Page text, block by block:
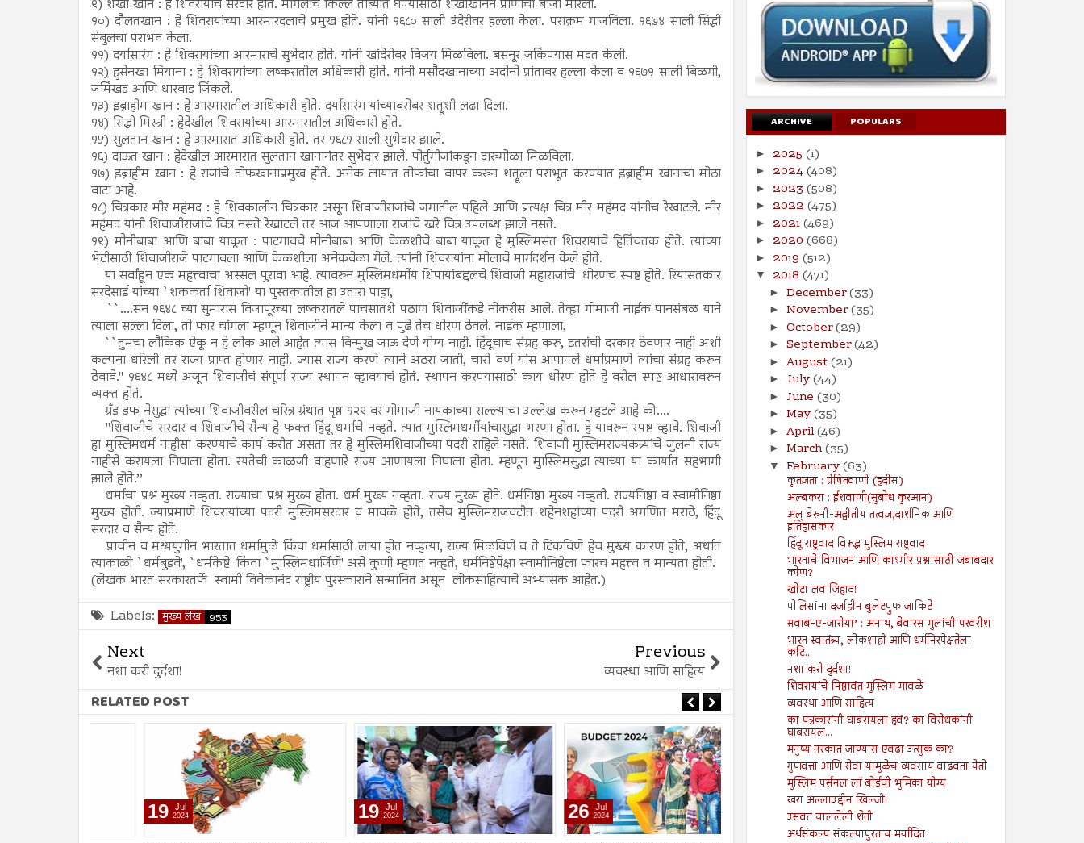
९) शखा खान : हे शिवरायांचे सरदार होते. मोगलांचे किल्ले ताब्यात घेण्यासाठी शखाखानने प्राणाची बाजी मारली.
१०) दौलतखान : हे शिवरायांच्या आरमारदलाचे प्रमुख होते. यांनी १६८० साली उंदेरीवर हल्ला केला. पराक्रम गाजविला. १६७४ साली सिद्धी
संबुलचा पराभव केला.
११) दर्यासारंग : हे शिवरायांच्या आरमाराचे सुभेदार होते. यांनी खांदेरीवर विजय मिळविला. बसनूर जकिंण्यास मदत केली.
१२) हुसेनखा मियाना : हे शिवरायांच्या लष्करातील अधिकारी होते. यांनी मसौदखानाच्या अदोनी प्रांतावर हल्ला केला व १६७१ साली बिळगी,
जमिंखड आणि धारवाड जिंकले.
१३) इब्राहीम खान : हे आरमारातील अधिकारी होते. दर्यासारंग यांच्याबरोबर शत्रूशी लढा दिला.
१४) सिद्धी मिस्त्री : हेदेखील शिवरायांच्या आरमारातील अधिकारी होते.
१५) सुलतान खान : हे आरमारात अधिकारी होते. तर १६८१ साली सुभेदार झाले.
१६) दाऊत खान : हेदेखील आरमारात सुलतान खानानंतर सुभेदार झाले. पोर्तुगीजांकडून दारुगोळा मिळविला.
१७) इब्राहीम खान : हे राजांचे तोफखानाप्रमुख होते. अनेक लायात तोफांचा वापर करुन शत्रूला पराभूत करण्यात इब्राहीम खानाचा मोठा
वाटा आहे.
१८) चित्रकार मीर महंमद : हे शिवकालीन चित्रकार असून शिवाजीराजांचे जगातील पहिले आणि प्रत्यक्ष चित्र मीर महंमद यांनीच रेखाटले. मीर
महंमद यांनी शिवाजीराजांचे चित्र नसते रेखाटले तर आज आपणाला राजांचे खरे चित्र उपलब्ध झाले नसते.
१९) मौनीबाबा आणि बाबा याकूत : पाटगावचे मौनीबाबा आणि केळशीचे बाबा याकूत हे मुस्लिमसंत शिवरायांचे हितिंचतक होते. त्यांच्या
भेटीसाठी शिवाजीराजे पाटगावला आणि केळशीला अनेकवेळा गेले. त्यांनी शिवरायांना मोलाचे मार्गदर्शन केले होते.
या सर्वांहून एक महत्त्वाचा अस्सल पुरावा आहे. त्यावरुन मुस्लिमधर्मीय शिपायांबद्दलचे शिवाजी महाराजांचे धोरणच स्पष्ट होते. रियासतकार
सरदेसाई यांच्या `शककर्ता शिवाजी' या पुस्तकातील हा उतारा पाहा,
``....सन १६४८ च्या सुमारास विजापूरच्या लष्करातले पाचसातशे पठाण शिवाजींकडे नोकरीस आले. तेव्हा गोमाजी नाईक पानसंबळ याने
त्याला सल्ला दिला, तो फार चांगला म्हणून शिवाजीने मान्य केला व पुढे तेच धोरण ठेवले. नाईक म्हणाला,
``तुमचा लौकिक ऐकू न हे लोक आले आहेत त्यास विन्मुख जाऊ देणे योग्य नाही. हिंदूचाच संग्रह करु, इतरांची दरकार ठेवणार नाही अशी
कल्पना धरिली तर राज्य प्राप्त होणार नाही. ज्यास राज्य करणे त्याने अठरा जाती, चारी वर्ण यांस आपापले धर्माप्रमाणे त्यांचा संग्रह करुन
ठेवावे.'' १६४८ मध्ये अजून शिवाजीचं संपूर्ण राज्य स्थापन व्हावयाचं होतं. स्थापन करण्यासाठी काय धोरण होते हे वरील स्पष्ट आधारावरुन
व्यक्त होतं.
ग्रँड डफ नेसुद्धा त्यांच्या शिवाजीवरील चरित्र ग्रंथात पृष्ठ १२९ वर गोमाजी नायकाच्या सल्ल्याचा उल्लेख करुन म्हटले आहे की....
''शिवाजीचे सरदार व शिवाजीचे सैन्य हे फक्त हिंदू धर्माचे नव्हते. त्यात मुस्लिमधर्मीयांचासुद्धा भरणा होता. हे यावरुन स्पष्ट व्हावे. शिवाजी
हा मुस्लिमधर्म नाहीसा करण्याचे कार्य करीत असता तर हे मुस्लिमशिवाजीच्या पदरी राहिले नसते. शिवाजी मुस्लिमराज्यकत्र्यांचे जुलमी राज्य
नाहीसे करायला निघाला होता. रयतेची काळजी वाहणारे राज्य आणायला निघाला होता. म्हणून मुास्लिमसुद्धा त्याच्या या कार्यात सहभागी
झाले होते.’’
धर्माचा प्रश्न मुख्य नव्हता. राज्याचा प्रश्न मुख्य होता. धर्म मुख्य नव्हता. राज्य मुख्य होते. धर्मनिष्ठा मुख्य नव्हती. राज्यनिष्ठा व स्वामीनिष्ठा
मुख्य होती. ज्याप्रमाणे शिवरायांच्या पदरी मुस्लिमसरदार व मावळे होते, तसेच मुस्लिमराजवटीत शहेनशहांच्या पदरी अगणित मराठे, हिंदू
सरदार व सैन्य होते.
प्राचीन व मध्ययुगीन भारतात धर्मामुळे किंवा धर्मासाठी लाया होत नव्हत्या, राज्य मिळविणे व ते टिकविणे हेच मुख्य कारण होते, अर्थात
त्याकाळी `धर्मबुडवे', `धर्मकेष्टे' किंवा `मुास्लिमधार्जिणे' असे कुणी म्हणत नव्हते, धर्मनिष्ठेपेक्षा स्वामीनिष्ठेला फारच महत्त्व व मान्यता होती.
(लेखक भारत सरकारतर्फे स्वामी विवेकानंद राष्ट्रीय पुरस्काराने सन्मानित असून लोकसाहित्याचे अभ्यासक आहेत.)
Labels: मुख्य लेख 953
Next
नशा करी दुर्दशा!
Previous
व्यवस्था आणि साहित्य
RELATED POST
26 Jul
2024
ARCHIVE POPULARS
► 2025 (1)
► 2024(408)
► 2023 (508)
► 2022 (475)
► 2021(469)
► 2020 (668)
► 2019 (512)
▼ 2018 (471)
► December(33)
► November(35)
► October(29)
► September(42)
► August(21)
► July(44)
► June (30)
► May(35)
► April(46)
► March(35)
▼ February(63)
कृतज्ञता : प्रेषितवाणी (हदीस)
अल्बकरा : ईशवाणी(सुबोध कुरआन)
अल् बेरुनी-अद्वीतीय तत्वज्ञ,दार्शनिक आणि
इतिहासकार
हिंदू राष्ट्रवाद विरूद्ध मुस्लिम राष्ट्रवाद
भारताचे विभाजन आणि काश्मीर प्रश्नासाठी जबाबदार
कोण?
खोटा लव जिहाद!
पोलिसांना दर्जाहीन बुलेटप्रुफ जाकिटे
सवाब-ए-जारीया’ : अनाथ, बेवारस मुलांची परवरीश
भारत स्वातंत्र्य, लोकशाही आणि धर्मनिरपेक्षतेला
कटि...
नशा करी दुर्दशा!
शिवरायांचे निष्ठावंत मुस्लिम मावळे
व्यवस्था आणि साहित्य
का पत्रकारांनी घाबरायला हवं? का विरोधकांनी
घाबरायल...
मनुष्य नरकात जाण्यास एवढा उत्सुक का?
गुणवत्ता आणि सेवा यामुळेच व्यवसाय वाढवता येतो
मुस्लिम पर्सनल लॉ बोर्डची भुमिका योग्य
खरा अल्लाउद्दीन खिल्जी!
उसवत चाललेली शेती
अर्थसंकल्प संकल्पापुरताच मर्यादित